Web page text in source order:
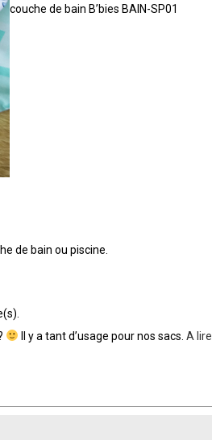
couche de bain B’bies BAIN-SP01
de bain ou piscine.
Il y a tant d’usage pour nos sacs.A lire